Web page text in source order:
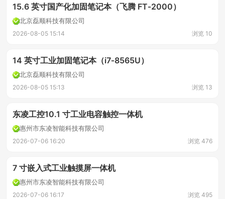
15.6 英寸国产化加固笔记本（飞腾 FT‑2000）
北京磊顺科技有限公司
2026-08-05 15:14 浏览 10
14 英寸工业加固笔记本（i7‑8565U）
北京磊顺科技有限公司
2026-08-05 15:13 浏览 13
东凌工控10.1 寸工业电容触控一体机
惠州市东凌智能科技有限公司
2026-07-06 16:20 浏览 476
7 寸嵌入式工业触摸屏一体机
惠州市东凌智能科技有限公司
2026-07-06 16:17 浏览 495